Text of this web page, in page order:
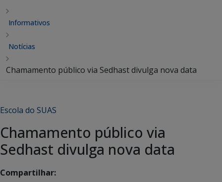
Informativos
Notícias
Chamamento público via Sedhast divulga nova data
Escola do SUAS
Chamamento público via
Sedhast divulga nova data
Compartilhar: